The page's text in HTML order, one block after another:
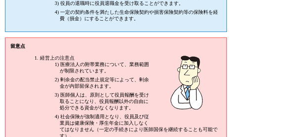
3) 役員の退職時に役員退職金を受け取ることができます。
4) 一定の契約条件を満たした生命保険契約や損害保険契約等の保険料を経
費（損金）にすることができます。
留意点
経営上の注意点
1) 医療法人の附帯業務について、業務範囲
が制限されています。
2) 剰余金の配当禁止規定等によって、剰余
金が内部留保されます。
3) 医師個人は、原則として役員報酬を受け
取ることになり、役員報酬以外の自由に
処分できる資金がなくなります。
4) 社会保険が強制適用となり、役員及び従
業員は健康保険・厚生年金に加入しなく
てはなりません（一定の手続きにより医師国保を継続することも可能で
す）。